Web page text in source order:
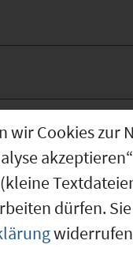
Cookies zur
dürfen.